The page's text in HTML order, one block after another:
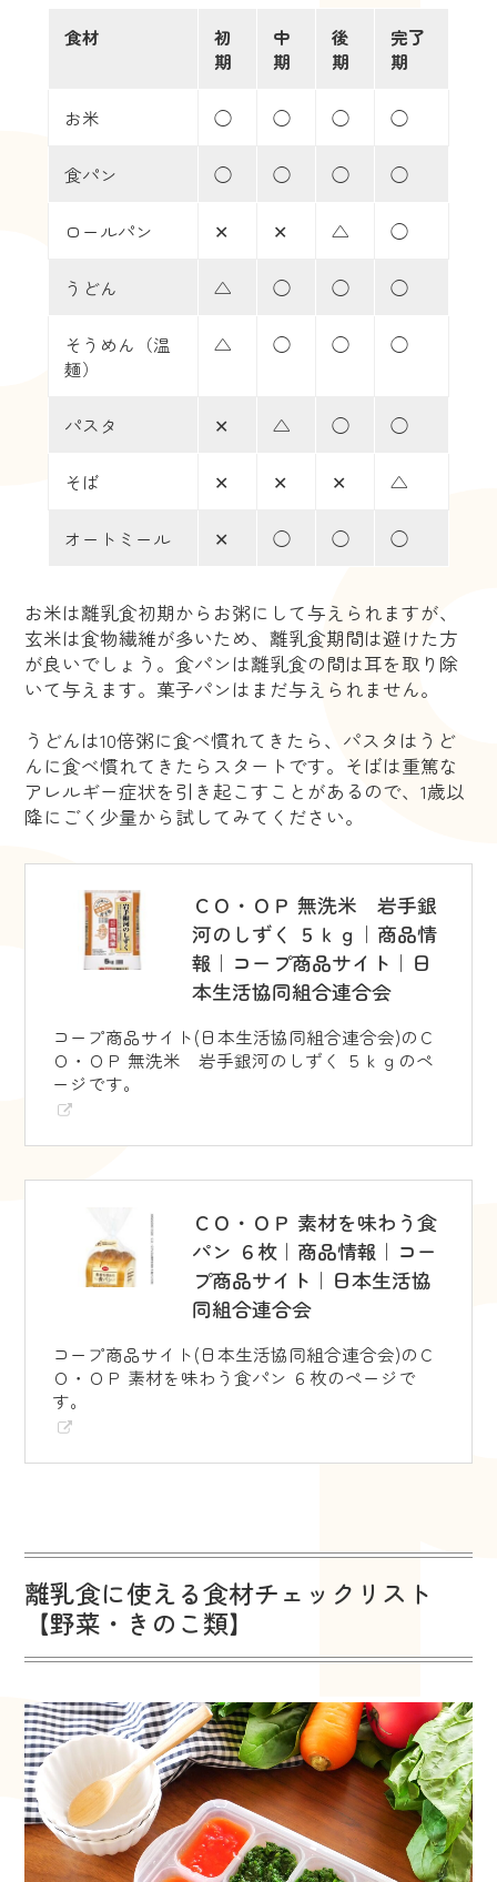
食材
初
期
中
期
後
期
完了
期
お米 ◯ ◯ ◯ ◯
食パン ◯ ◯ ◯ ◯
ロールパン ✕ ✕ △ ◯
うどん △ ◯ ◯ ◯
そうめん（温
麺）
△ ◯ ◯ ◯
パスタ ✕ △ ◯ ◯
そば ✕ ✕ ✕ △
オートミール ✕ ◯ ◯ ◯
お米は離乳食初期からお粥にして与えられますが、
玄米は食物繊維が多いため、離乳食期間は避けた方
が良いでしょう。食パンは離乳食の間は耳を取り除
いて与えます。菓子パンはまだ与えられません。
うどんは10倍粥に食べ慣れてきたら、パスタはうど
んに食べ慣れてきたらスタートです。そばは重篤な
アレルギー症状を引き起こすことがあるので、1歳以
降にごく少量から試してみてください。
ＣＯ・ＯＰ 無洗米 岩手銀
河のしずく ５ｋｇ｜商品情
報｜コープ商品サイト｜日
本生活協同組合連合会
コープ商品サイト(日本生活協同組合連合会)のＣ
Ｏ・ＯＰ 無洗米 岩手銀河のしずく ５ｋｇのペ
ージです。
ＣＯ・ＯＰ 素材を味わう食
パン ６枚｜商品情報｜コー
プ商品サイト｜日本生活協
同組合連合会
コープ商品サイト(日本生活協同組合連合会)のＣ
Ｏ・ＯＰ 素材を味わう食パン ６枚のページで
す。
離乳食に使える食材チェックリスト
【野菜・きのこ類】